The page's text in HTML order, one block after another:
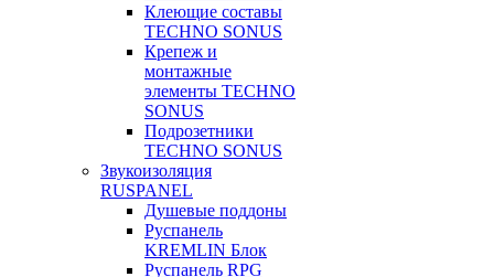
Клеющие составы
TECHNO SONUS
Крепеж и
монтажные
элементы TECHNO
SONUS
Подрозетники
TECHNO SONUS
Звукоизоляция
RUSPANEL
Душевые поддоны
Руспанель
KREMLIN Блок
Руспанель RPG